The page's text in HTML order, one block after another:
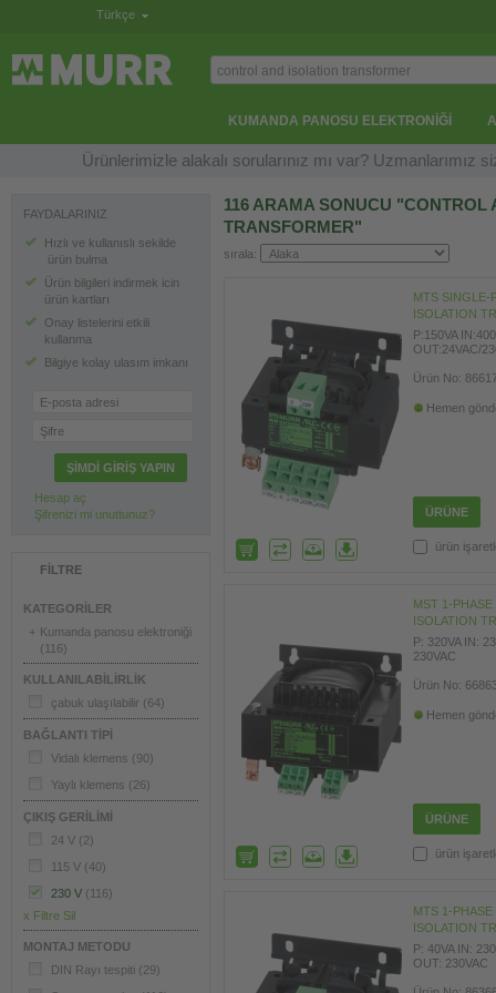
Türkçe
KUMANDA PANOSU ELEKTRONIĞI
Ürünlerimizle alakalı sorularınız mı var? Uzmanlarımız
FAYDALARINIZ
Hızlı ve kullanıslı sekilde
ürün bulma
Ürün bilgileri indirmek icin
ürün kartları
Onay listelerini etkili
kullanma
Bilgiye kolay ulasım imkanı
E-posta adresi
Şifre
ŞIMDI GIRIŞ YAPIN
Hesap aç
Şifrenizi mi unuttunuz?
FILTRE
KATEGORILER
+ Kumanda panosu elektroniği
(116)
KULLANILABILIRLIK
çabuk ulaşılabilir (64)
BAĞLANTI TIPI
Vidalı klemens (90)
Yaylı klemens (26)
ÇIKIŞ GERILIMI
24 V (2)
115 V (40)
230 V (116)
x Filtre Sil
MONTAJ METODU
DIN Rayı tespiti (29)
116 ARAMA SONUCU "CONTROL
TRANSFORMER"
sırala:
MTS SINGLE-
ISOLATION
P:150VA
OUT:24VAC/
Ürün No:
Hemen
ÜRÜNE
ürün
MST 1-
ISOLATION
P: 320VA IN:
230VAC
Ürün No:
Hemen
ÜRÜNE
ürün
MTS 1-
ISOLATION
P: 40VA IN:
OUT: 230VAC